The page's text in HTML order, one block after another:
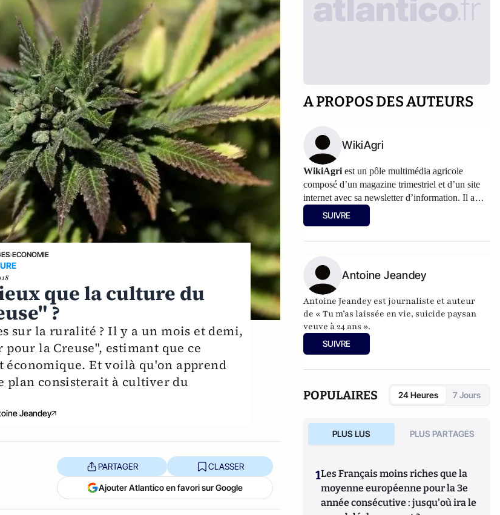
›ECONOMIE
que la culture du
?
sur la ruralité ? Il y a un mois et demi,
la Creuse", estimant que ce
économique. Et voilà qu'on apprend
plan consisterait à cultiver du
Jeandey
PARTAGER CLASSER
Ajouter Atlantico en favori sur Google
A PROPOS DES AUTEURS
WikiAgri
WikiAgri est un pôle multimédia agricole
composé d’un magazine trimestriel et d’unsite
internet avec sa newsletter d’information. Il a
pour philosophie de partager, avec les
agriculteurs, les informations et les réflexions sur
informations plus spécialisées figurent sur
wikiagri.fr
SUIVRE
Antoine Jeandey
Antoine Jeandey est journaliste et auteur
de « Tu m’as laissée en vie, suicide paysan
veuve à 24 ans ».
SUIVRE
POPULAIRES 24 Heures 7 Jours
PLUS LUS PLUS PARTAGES
1Les Français moins riches que la
moyenne européenne pour la 3e
année consécutive : jusqu'où ira le